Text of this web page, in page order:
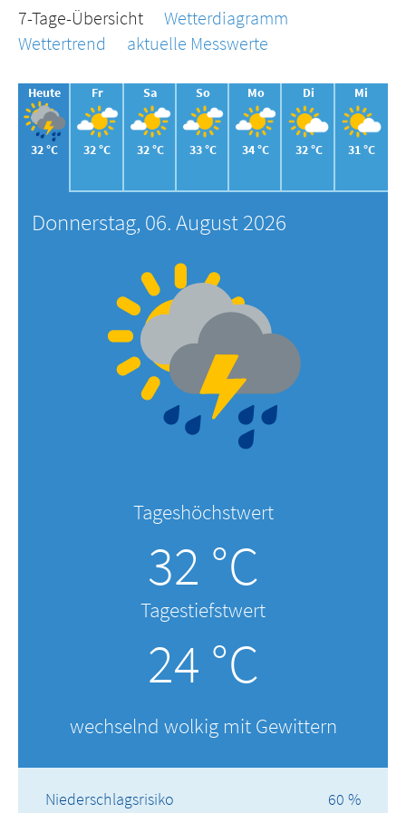
7-Tage-Übersicht
Wetterdiagramm
Wettertrend
aktuelle Messwerte
Heute
32 °C
Fr
32 °C
Sa
32 °C
So
33 °C
Mo
34 °C
Di
32 °C
Mi
31 °C
Donnerstag, 06. August 2026
Tageshöchstwert
32 °C
Tagestiefstwert
24 °C
wechselnd wolkig mit Gewittern
Niederschlagsrisiko
60 %